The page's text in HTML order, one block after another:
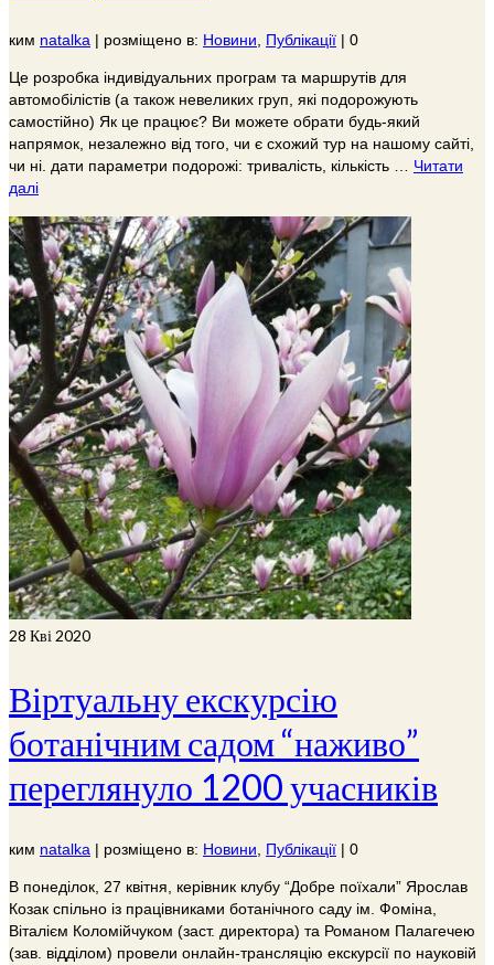
ким natalka | розміщено в: Новини Публікації | 0
Це розробка індивідуальних програм та маршрутів для
автомобілістів (а також невеликих груп, які подорожують
самостійно) Як це працює? Ви можете обрати будь-який
напрямок, незалежно від того, чи є схожий тур на нашому сайті,
чи ні. дати параметри подорожі: тривалість, кількість … Читати
далі
28 Кві 2020
Віртуальну екскурсію
ботанічним садом “наживо”
переглянуло 1200 учасників
ким natalka | розміщено в: Новини Публікації | 0
В понеділок, 27 квітня, керівник клубу “Добре поїхали” Ярослав
Козак спільно із працівниками ботанічного саду ім. Фоміна,
Віталієм Коломійчуком (заст. директора) та Романом Палагечею
(зав. відділом) провели онлайн-трансляцію екскурсії по науковій